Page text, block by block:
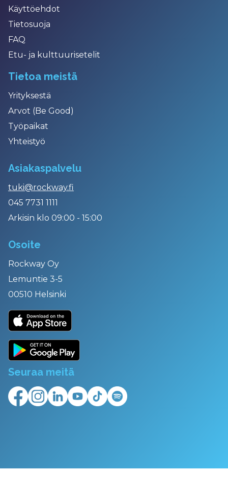
Käyttöehdot
Tietosuoja
FAQ
Etu- ja kulttuurisetelit
Tietoa meistä
Yrityksestä
Arvot (Be Good)
Työpaikat
Yhteistyö
Asiakaspalvelu
tuki@rockway.fi
045 7731 1111
Arkisin klo 09:00 - 15:00
Osoite
Rockway Oy
Lemuntie 3-5
00510 Helsinki
Seuraa meitä